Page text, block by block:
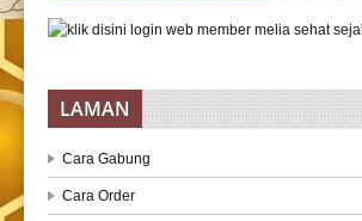
LAMAN
Cara Gabung
Cara Order